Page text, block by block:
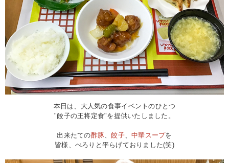
本日は、大人気の食事イベントのひとつ
"餃子の王将定食"を提供いたしました。
出来たての酢豚、餃子、中華スープを
皆様、ぺろりと平らげておりました(笑)